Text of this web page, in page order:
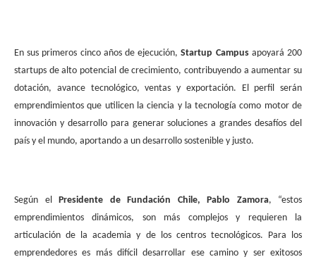
En sus primeros cinco años de ejecución, Startup Campusapoyará 200
startups de alto potencial de crecimiento, contribuyendo a aumentar su
dotación, avance tecnológico, ventas y exportación. El perfil serán
emprendimientos que utilicen la ciencia y la tecnología como motor de
innovación y desarrollo para generar soluciones a grandes desafíos del
país y el mundo, aportando a un desarrollo sostenible y justo.
Según el Presidente de Fundación Chile, Pablo Zamora, “estos
emprendimientos dinámicos, son más complejos y requieren la
articulación de la academia y de los centros tecnológicos. Para los
emprendedores es más difícil desarrollar ese camino y ser exitosos